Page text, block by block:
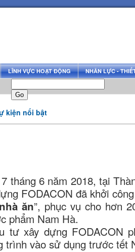
LĨNH VỰC HOẠT ĐỘNG NHÂN LỰC -
kiện nổi bật
6 năm 2018, tại
FODACON đã khởi
ăn”, phục vụ cho hơn
phẩm Nam Hà.
tư xây dựng FODACON
trình vào sử dụng trước tết